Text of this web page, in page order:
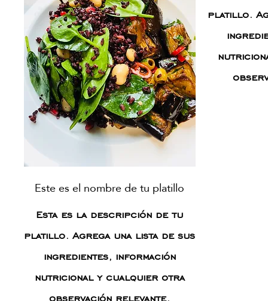
Este es el nombre de tu platillo
Esta es la descripción de tu
platillo. Agrega una lista de sus
ingredientes, información
nutricional y cualquier otra
observación relevante.
platillo.